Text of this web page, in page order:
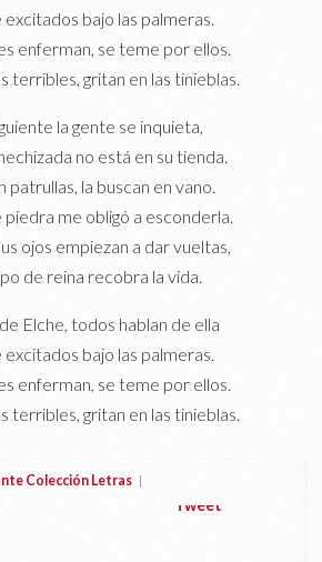
excitados bajo las palmeras.
enferman, se teme por ellos.
terribles, gritan en las tinieblas.
la gente se inquieta,
no está en su tienda.
patrullas, la buscan en vano.
piedra me obligó a esconderla.
ojos empiezan a dar vueltas,
de reina recobra la vida.
Elche, todos hablan de ella
excitados bajo las palmeras.
enferman, se teme por ellos.
terribles, gritan en las tinieblas.
Colección Letras |
Tweet